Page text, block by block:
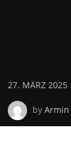
Posted
on
27. MÄRZ 2025
byArmin